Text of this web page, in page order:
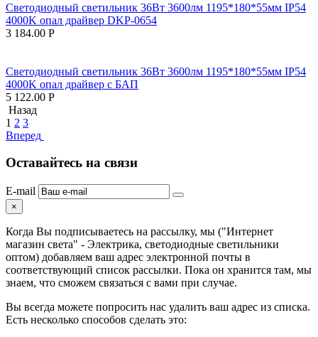
Светодиодный светильник 36Вт 3600лм 1195*180*55мм IP54
4000K опал драйвер DKP-0654
3 184.00 Р
Светодиодный светильник 36Вт 3600лм 1195*180*55мм IP54
4000K опал драйвер с БАП
5 122.00 Р
Назад
1 2 3
Вперед
Оставайтесь на связи
E-mail
×
Когда Вы подписываетесь на рассылку, мы ("Интернет
магазин света" - Электрика, светодиодные светильники
оптом) добавляем ваш адрес электронной почты в
соответствующий список рассылки. Пока он хранится там, мы
знаем, что сможем связаться с вами при случае.
Вы всегда можете попросить нас удалить ваш адрес из списка.
Есть несколько способов сделать это: